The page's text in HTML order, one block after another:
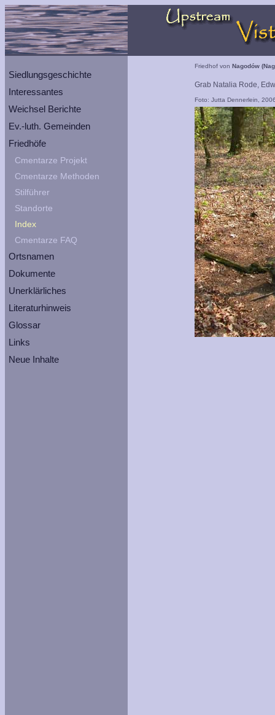
Siedlungsgeschichte
Interessantes
Weichsel Berichte
Ev.-luth. Gemeinden
Friedhöfe
Cmentarze Projekt
Cmentarze Methoden
Stilführer
Standorte
Index
Cmentarze FAQ
Ortsnamen
Dokumente
Unerklärliches
Literaturhinweis
Glossar
Links
Neue Inhalte
Friedhof von Nagodów
Grab Natalia Rode,
Foto: Jutta Dennerlein,